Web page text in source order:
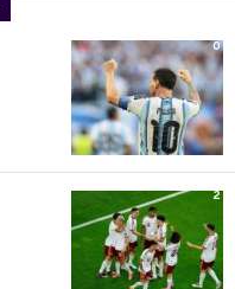
0
2